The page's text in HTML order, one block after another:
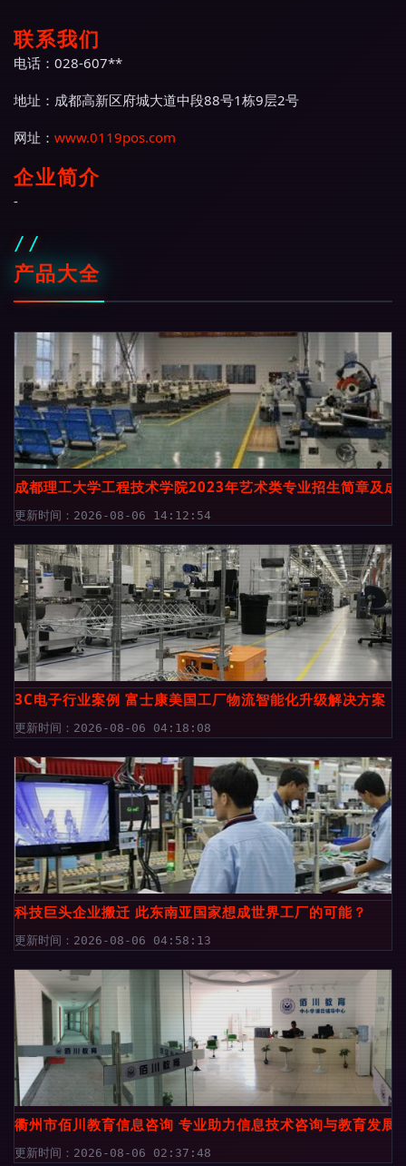
联系我们
电话：028-607**
地址：成都高新区府城大道中段88号1栋9层2号
网址： www.0119pos.com
企业简介
-
产品大全
成都理工大学工程技术学院2023年艺术类专业招生简章及成
更新时间：2026-08-06 14:12:54
3C电子行业案例 富士康美国工厂物流智能化升级解决方案
更新时间：2026-08-06 04:18:08
科技巨头企业搬迁 此东南亚国家想成世界工厂的可能？
更新时间：2026-08-06 04:58:13
衢州市佰川教育信息咨询 专业助力信息技术咨询与教育发展
更新时间：2026-08-06 02:37:48